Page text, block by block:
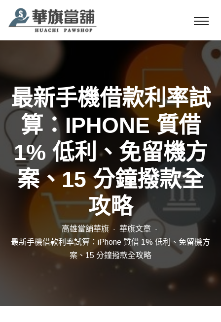
最新手機借款利率試
算：IPHONE 質借
1% 低利、免留機方
案、15 分鐘撥款全
攻略
高雄當舖華旗
華旗文章
最新手機借款利率試算：iPhone 質借 1% 低利、免留機方
案、15 分鐘撥款全攻略